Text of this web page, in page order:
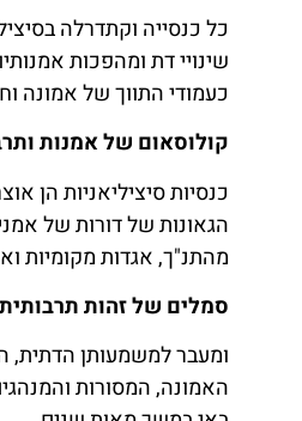
כל כנסייה וקתדרלה
שינויי דת ומהפכות
כעמודי התווך של אמונה
קולוסאום של אמנות
כנסיות סיציליאניות הן
הגאונות של דורות של
מהתנ"ך, אגדות מקומיות
סמלים של זהות תרבותית
ומעבר למשמעותן הדתית,
האמונה, המסורות